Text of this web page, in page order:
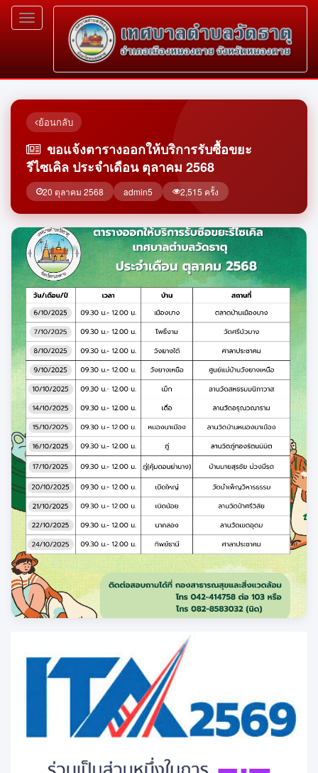
Toggle
navigation
ย้อนกลับ
ขอแจ้งตารางออกให้บริการรับซื้อขยะ
รีไซเคิล ประจำเดือน ตุลาคม 2568
20 ตุลาคม 2568 admin5 2,515 ครั้ง